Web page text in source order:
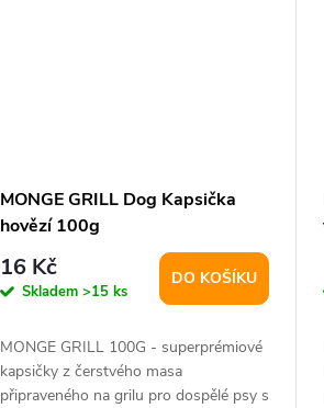
MONGE GRILL Dog Kapsička
hovězí 100g
16 Kč
Skladem >15 ks
DO KOŠÍKU
MONGE GRILL 100G - superprémiové
kapsičky z čerstvého masa
připraveného na grilu pro dospělé psy s